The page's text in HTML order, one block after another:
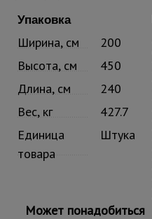
Упаковка
Ширина, см
200
Высота, см
450
Длина, см
240
Вес, кг
427.7
Единица
товара
Штука
Может понадобиться